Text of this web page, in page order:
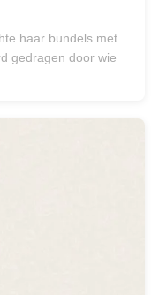
haar bundels met
gedragen door wie